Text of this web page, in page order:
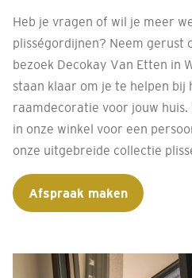
Heb je vragen of wil je meer
plisségordijnen? Neem gerust
bezoek Decokay Van Etten in
staan klaar om je te helpen bij
raamdecoratie voor jouw
in onze winkel voor een
onze uitgebreide collectie
Afspraak maken